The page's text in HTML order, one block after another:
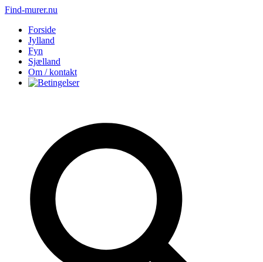
Find-murer.nu
Forside
Jylland
Fyn
Sjælland
Om / kontakt